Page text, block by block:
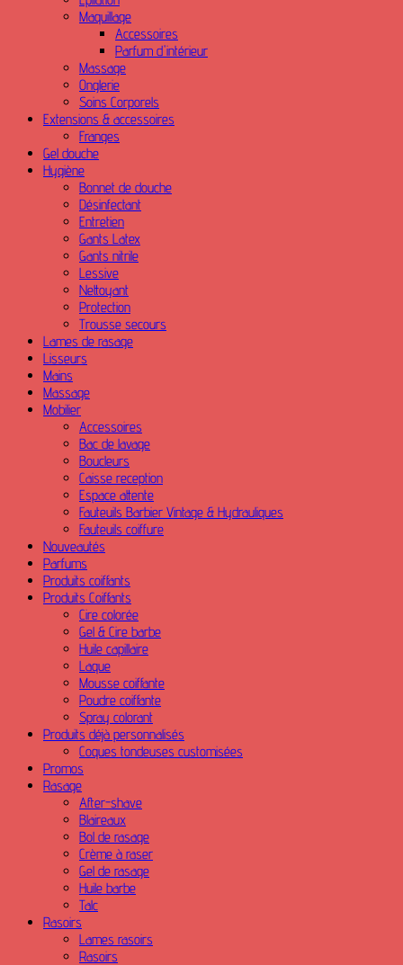
Maquillage
Accessoires
Parfum d'intérieur
Massage
Onglerie
Soins Corporels
Extensions & accessoires
Franges
Gel douche
Hygiène
Bonnet de douche
Désinfectant
Entretien
Gants Latex
Gants nitrile
Lessive
Nettoyant
Protection
Trousse secours
Lames de rasage
Lisseurs
Mains
Massage
Mobilier
Accessoires
Bac de lavage
Boucleurs
Caisse reception
Espace attente
Fauteuils Barbier Vintage & Hydrauliques
Fauteuils coiffure
Nouveautés
Parfums
Produits coiffants
Produits Coiffants
Cire colorée
Gel & Cire barbe
Huile capillaire
Laque
Mousse coiffante
Poudre coiffante
Spray colorant
Produits déjà personnalisés
Coques tondeuses customisées
Promos
Rasage
After-shave
Blaireaux
Bol de rasage
Crème à raser
Gel de rasage
Huile barbe
Talc
Rasoirs
Lames rasoirs
Rasoirs